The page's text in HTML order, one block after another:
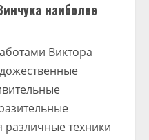
наиболее
Виктора
различные техники